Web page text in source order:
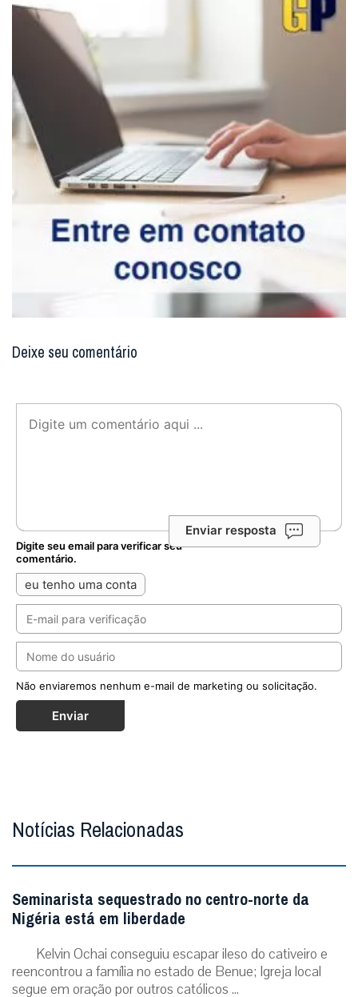
Deixe seu comentário
Enviar resposta
Digite seu email para verificar seu
comentário.
eu tenho uma conta
Não enviaremos nenhum e-mail de marketing ou solicitação.
Enviar
Notícias Relacionadas
Seminarista sequestrado no centro-norte da
Nigéria está em liberdade
Kelvin Ochai conseguiu escapar ileso do cativeiro e
reencontrou a família no estado de Benue; Igreja local
segue em oração por outros católicos ...